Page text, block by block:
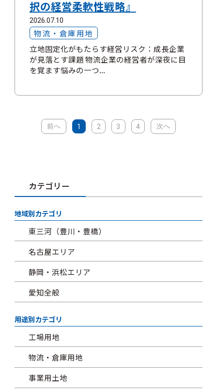
択の経営柔軟性戦略』
2026.07.10
物流・倉庫用地
立地固定化がもたらす経営リスク：成長企業
が見落とす課題 物流企業の経営者が深夜に目
を覚ます悩みの一つ...
前へ 1 2 3 4 次へ
カテゴリー
地域別カテゴリ
東三河（豊川・豊橋）
名古屋エリア
静岡・浜松エリア
愛知全般
用途別カテゴリ
工場用地
物流・倉庫用地
事業用土地